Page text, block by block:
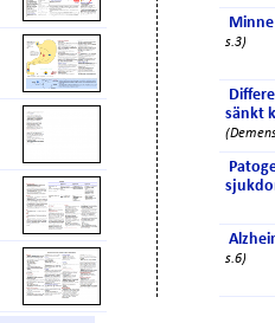
s.3)
sänkt
s.6)